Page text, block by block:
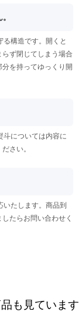
構造です。開くと
ず閉じてしまう場合
を持ってゆっくり開
斗については内容に
さい。
たします。商品到
たらお問い合わせく
も見ています